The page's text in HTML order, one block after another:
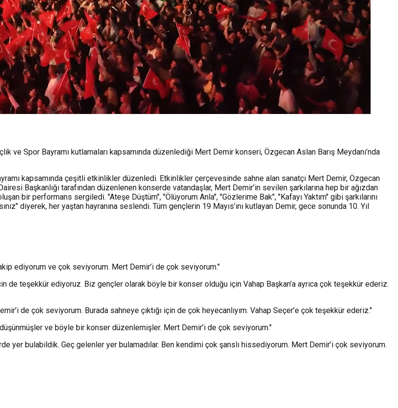
ve Spor Bayramı kutlamaları kapsamında düzenlediği Mert Demir konseri, Özgecan Aslan Barış Meydanı’nda
kapsamında çeşitli etkinlikler düzenledi. Etkinlikler çerçevesinde sahne alan sanatçı Mert Demir, Özgecan
Başkanlığı tarafından düzenlenen konserde vatandaşlar, Mert Demir’in sevilen şarkılarına hep bir ağızdan
bir performans sergiledi. "Ateşe Düştüm", "Ölüyorum Anla", "Gözlerime Bak", "Kafayı Yaktım" gibi şarkılarını
diyerek, her yaştan hayranına seslendi. Tüm gençlerin 19 Mayıs’ını kutlayan Demir, gece sonunda 10. Yıl
ediyorum ve çok seviyorum. Mert Demir’i de çok seviyorum."
de teşekkür ediyoruz. Biz gençler olarak böyle bir konser olduğu için Vahap Başkan’a ayrıca çok teşekkür ederiz.
de çok seviyorum. Burada sahneye çıktığı için de çok heyecanlıyım. Vahap Seçer’e çok teşekkür ederiz."
ve böyle bir konser düzenlemişler. Mert Demir’i de çok seviyorum."
yer bulabildik. Geç gelenler yer bulamadılar. Ben kendimi çok şanslı hissediyorum. Mert Demir’i çok seviyorum.